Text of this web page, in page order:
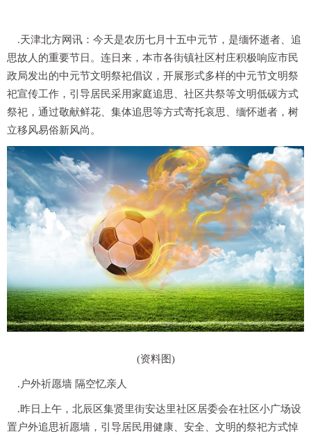
.天津北方网讯： 今天是农历七月十五中元节，是缅怀逝者、追
思故人的重要节日。连日来，本市各街镇社区村庄积极响应市民
政局发出的中元节文明祭祀倡议，开展形式多样的中元节文明祭
祀宣传工作，引导居民采用家庭追思、社区共祭等文明低碳方式
祭祀，通过敬献鲜花、集体追思等方式寄托哀思、缅怀逝者，树
立移风易俗新风尚。
(资料图)
.户外祈愿墙 隔空忆亲人
.昨日上午，北辰区集贤里街安达里社区居委会在社区小广场设
置户外追思祈愿墙，引导居民用健康、安全、文明的祭祀方式悼